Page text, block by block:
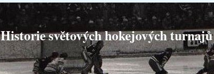
Historie světových hokejových